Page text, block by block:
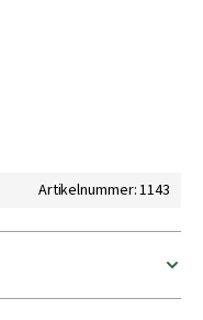
Artikelnummer: 1143